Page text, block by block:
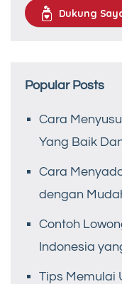
Dukung
Popular Posts
Cara
Yang Baik
Cara
dengan
Contoh
Indonesia
Tips Memulai